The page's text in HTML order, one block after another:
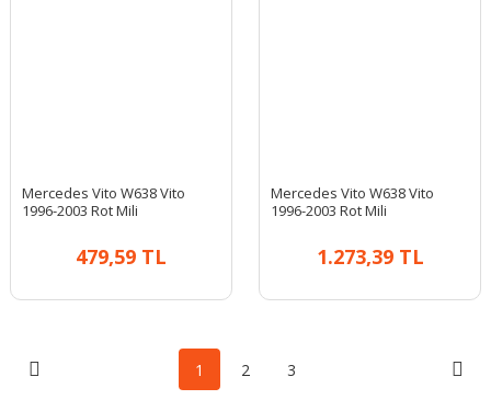
Mercedes Vito W638 Vito
1996-2003 Rot Mili
479,59 TL
Mercedes Vito W638 Vito
1996-2003 Rot Mili
1.273,39 TL
1 2 3